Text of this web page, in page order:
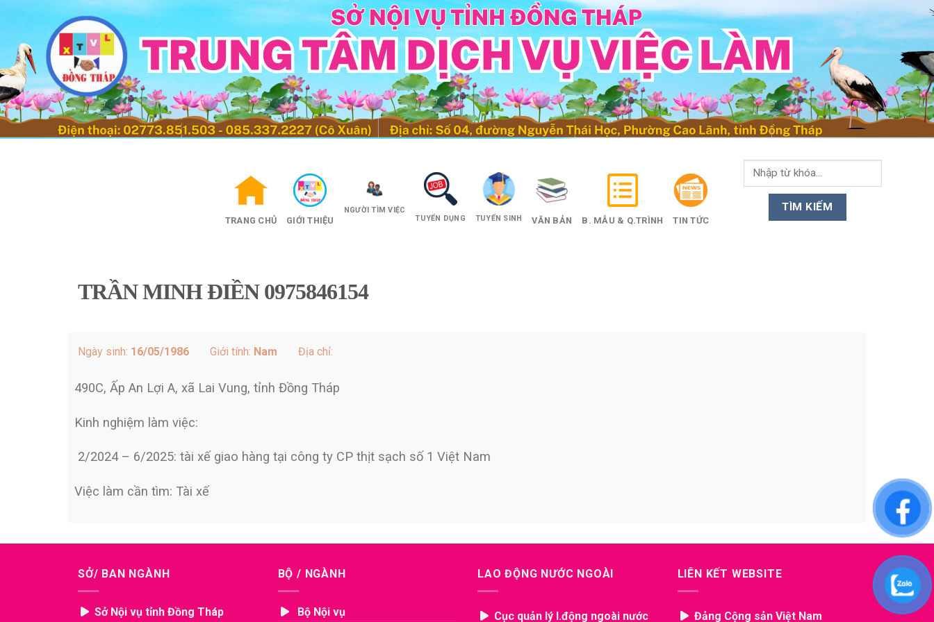
content
TRANG CHỦ GIỚI THIỆU
NGƯỜI TÌM VIỆC
TUYỂN DỤNG
TUYỂN SINH VĂN BẢN B. MẪU & Q.TRÌNH TIN TỨC
TRẦN MINH ĐIỀN 0975846154
Ngày sinh: 16/05/1986 Giới tính: Nam Địa chỉ:
490C, Ấp An Lợi A, xã Lai Vung, tỉnh Đồng Tháp
Kinh nghiệm làm việc:
2/2024 – 6/2025: tài xế giao hàng tại công ty CP thịt sạch số 1 Việt Nam
Việc làm cần tìm: Tài xế
SỞ/ BAN NGÀNH
Sở Nội vụ tỉnh Đồng Tháp
BỘ / NGÀNH
Bộ Nội vụ
LAO ĐỘNG NƯỚC NGOÀI
Cục quản lý l.động ngoài nước
LIÊN KẾT WEBSITE
Đảng Cộng sản Việt Nam